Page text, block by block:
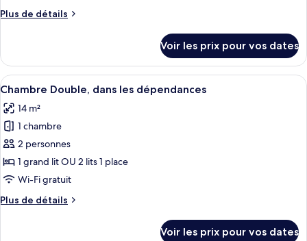
chambre :
Supérieure
Plus de détails
Plus
le
type
de
Chambre
Double
Voir les prix pour vos dates
Afficher
toutes
les
photos
pour
ce
type
chambre :
Une chambre d’hôtel comprenant
5
Chambre Double, dans les dépendances
14 m²
1 chambre
2 personnes
1 grand lit OU 2 lits 1 place
Wi-Fi gratuit
Plus de détails
Plus
Voir les prix pour vos dates